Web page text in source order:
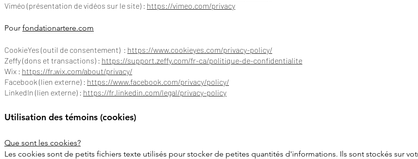
Viméo (présentation de vidéos sur le site) : https://vimeo.com/privacy
Pour fondationartere.com
CookieYes (outil de consentement) : https://www.cookieyes.com/privacy-policy/
Zeffy (dons et transactions) : https://support.zeffy.com/fr-ca/politique-de-confidentialite
Wix : https://fr.wix.com/about/privacy/
Facebook (lien externe) : https://www.facebook.com/privacy/policy/
LinkedIn (lien externe) : https://fr.linkedin.com/legal/privacy-policy
Utilisation des témoins (cookies)
Que sont les cookies?
Les cookies sont de petits fichiers texte utilisés pour stocker de petites quantités d'informations. Ils sont stockés sur